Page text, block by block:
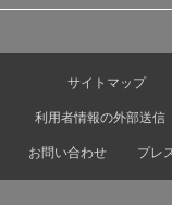
サイトマップ
利用者情報の外部送信
お問い合わせ
プレ